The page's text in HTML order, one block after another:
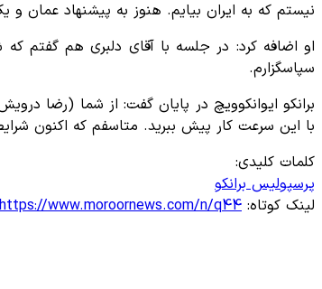
نیستم که به ایران بیایم. هنوز به پیشنهاد عمان و
او اضافه کرد: در جلسه با آقای دلبری هم گفتم
سپاسگزارم.
برانکو ایوانکوویچ در پایان گفت: از شما (رضا
با این سرعت کار پیش ببرید. متاسفم که اکنون
کلمات کلیدی:
پرسپولیسبرانکو
لینک کوتاه: https://www.moroornews.com/n/q44